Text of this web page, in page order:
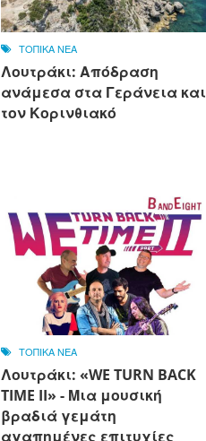
ΤΟΠΙΚΑ ΝΕΑ
Λουτράκι: Απόδραση
ανάμεσα στα Γεράνεια και
τον Κορινθιακό
ΤΟΠΙΚΑ ΝΕΑ
Λουτράκι: «WE TURN BACK
TIME II» - Μια μουσική
βραδιά γεμάτη
αγαπημένες επιτυχίες